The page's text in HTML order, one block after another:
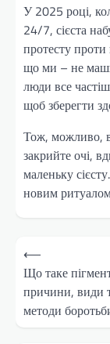
У 2025 році,
24/7, сієста
протесту
що ми – не
люди все
щоб зберегти
Тож, можливо,
закрийте очі,
маленьку
новим
Навігація
записів
⟵
Що таке
причини, види
методи